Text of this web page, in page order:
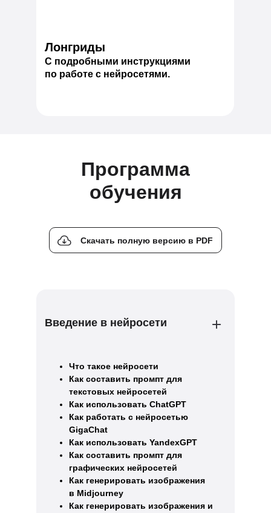
Лонгриды
C подробными инструкциями
по работе с нейросетями.
Программа
обучения
Скачать полную версию в PDF
Введение в нейросети
Что такое нейросети
Как составить промпт для
текстовых нейросетей
Как использовать ChatGPT
Как работать с нейросетью
GigaChat
Как использовать YandexGPT
Как составить промпт для
графических нейросетей
Как генерировать изображения
в Midjourney
Как генерировать изображения и